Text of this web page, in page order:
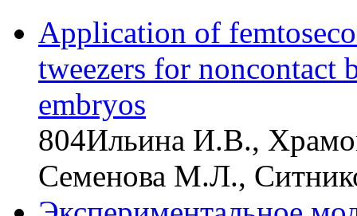
Application of
tweezers for noncontact
embryos
804Ильина И.В.,
Семенова М.Л.,